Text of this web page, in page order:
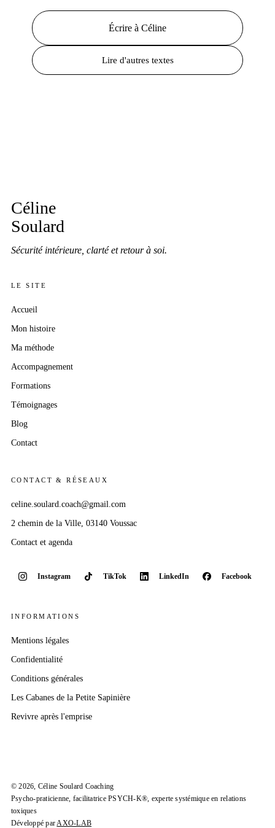
Écrire à Céline
Lire d'autres textes
Céline
Soulard
Sécurité intérieure, clarté et retour à soi.
LE SITE
Accueil
Mon histoire
Ma méthode
Accompagnement
Formations
Témoignages
Blog
Contact
CONTACT & RÉSEAUX
celine.soulard.coach@gmail.com
2 chemin de la Ville, 03140 Voussac
Contact et agenda
Instagram TikTok LinkedIn Facebook
INFORMATIONS
Mentions légales
Confidentialité
Conditions générales
Les Cabanes de la Petite Sapinière
Revivre après l'emprise
©2026, Céline Soulard Coaching
Psycho-praticienne, facilitatricePSYCH-K®, experte systémique en relations
toxiques
Développé parAXO-LAB